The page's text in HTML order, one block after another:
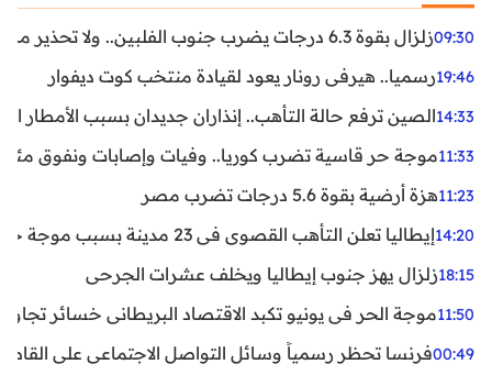
09:30زلزال بقوة 6.3 درجات يضرب جنوب الفلبين.. ولا تحذير من تسونامي حتى الآن
19:46رسميا.. هيرفي رونار يعود لقيادة منتخب كوت ديفوار
14:33الصين ترفع حالة التأهب.. إنذاران جديدان بسبب الأمطار
11:33موجة حر قاسية تضرب كوريا.. وفيات وإصابات ونفوق مئات
11:23هزة أرضية بقوة 5.6 درجات تضرب مصر
14:20إيطاليا تعلن التأهب القصوى في 23 مدينة بسبب موجة حر شديدة
18:15زلزال يهز جنوب إيطاليا ويخلف عشرات الجرحى
11:50موجة الحر في يونيو تكبد الاقتصاد البريطاني خسائر تجاوزت 1.5 مليار
00:49فرنسا تحظر رسمياً وسائل التواصل الاجتماعي على القاصرين